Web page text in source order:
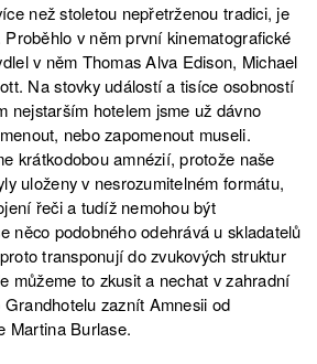
než stoletou nepřetrženou tradici, je
v něm první kinematografické
v něm Thomas Alva Edison, Michael
Na stovky událostí a tisíce osobností
nejstarším hotelem jsme už dávno
nebo zapomenout museli.
krátkodobou amnézií, protože naše
uloženy v nesrozumitelném formátu,
řeči a tudíž nemohou být
něco podobného odehrává u skladatelů
transponují do zvukových struktur
můžeme to zkusit a nechat v zahradní
zaznít Amnesii od
Martina Burlase.